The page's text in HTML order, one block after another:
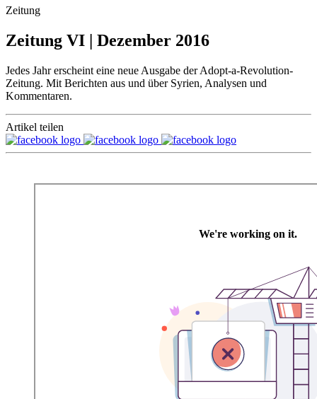
Zeitung
Zeitung VI | Dezember 2016
Jedes Jahr erscheint eine neue Ausgabe der Adopt-a-Revolution-
Zeitung. Mit Berichten aus und über Syrien, Analysen und
Kommentaren.
Artikel teilen